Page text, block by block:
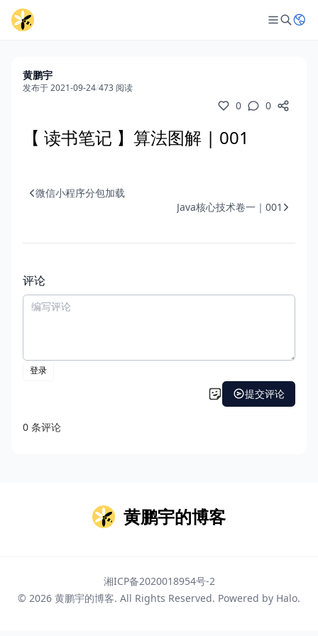
黄鹏宇
发布于 2021-09-24/473 阅读
0 0
【 读书笔记 】算法图解 | 001
微信小程序分包加载
Java核心技术卷一｜001
评论
黄鹏宇的博客
湘ICP备2020018954号-2
© 2026 黄鹏宇的博客. All Rights Reserved. Powered by Halo.